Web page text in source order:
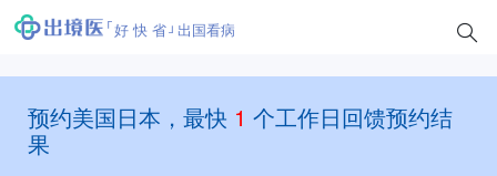
好 快 省 出国看病
预约美国日本，最快 1 个工作日回馈预约结
果